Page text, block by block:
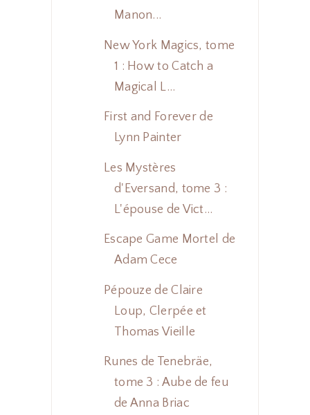
Manon...
New York Magics, tome
1 : How to Catch a
Magical L...
First and Forever de
Lynn Painter
Les Mystères
d'Eversand, tome 3 :
L'épouse de Vict...
Escape Game Mortel de
Adam Cece
Pépouze de Claire
Loup, Clerpée et
Thomas Vieille
Runes de Tenebräe,
tome 3 : Aube de feu
de Anna Briac